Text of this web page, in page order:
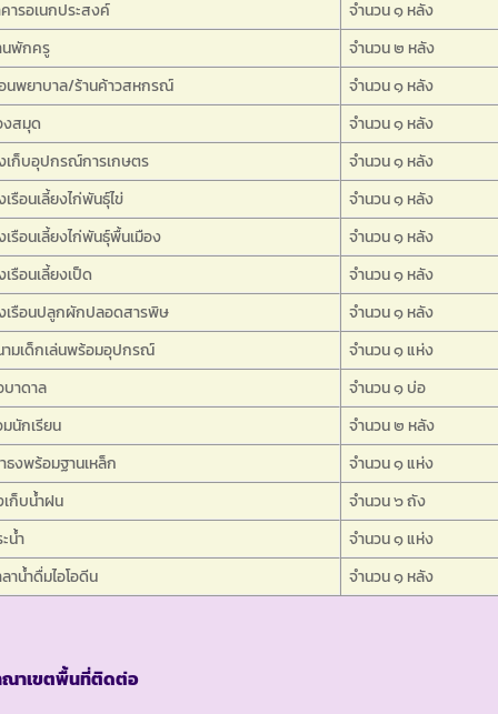
ารอเนกประสงค์
จำนวน ๑ หลัง
พักครู
จำนวน ๒ หลัง
นพยาบาล/ร้านค้าวสหกรณ์
จำนวน ๑ หลัง
สมุด
จำนวน ๑ หลัง
เก็บอุปกรณ์การเกษตร
จำนวน ๑ หลัง
เรือนเลี้ยงไก่พันธุ์ไข่
จำนวน ๑ หลัง
เรือนเลี้ยงไก่พันธุ์พื้นเมือง
จำนวน ๑ หลัง
เรือนเลี้ยงเป็ด
จำนวน ๑ หลัง
เรือนปลูกผักปลอดสารพิษ
จำนวน ๑ หลัง
มเด็กเล่นพร้อมอุปกรณ์
จำนวน ๑ แห่ง
าดาล
จำนวน ๑ บ่อ
นักเรียน
จำนวน ๒ หลัง
ธงพร้อมฐานเหล็ก
จำนวน ๑ แห่ง
ก็บน้ำฝน
จำนวน ๖ ถัง
น้ำ
จำนวน ๑ แห่ง
าน้ำดื่มไอโอดีน
จำนวน ๑ หลัง
ณาเขตพื้นที่ติดต่อ